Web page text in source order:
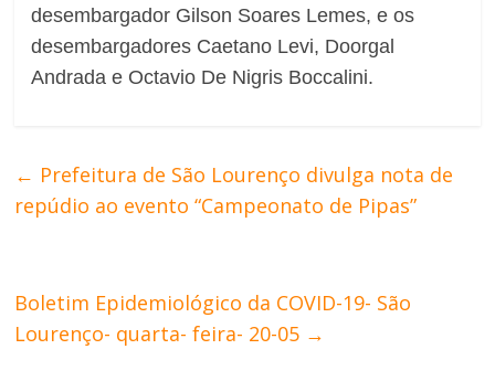
desembargador Gilson Soares Lemes, e os
desembargadores Caetano Levi, Doorgal
Andrada e Octavio De Nigris Boccalini.
← Prefeitura de São Lourenço divulga nota de
repúdio ao evento “Campeonato de Pipas”
Boletim Epidemiológico da COVID-19- São
Lourenço- quarta- feira- 20-05 →